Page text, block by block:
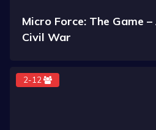
Micro Force: The Game
Civil War
2-12